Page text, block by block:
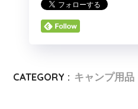
CATEGORY : キャンプ用品